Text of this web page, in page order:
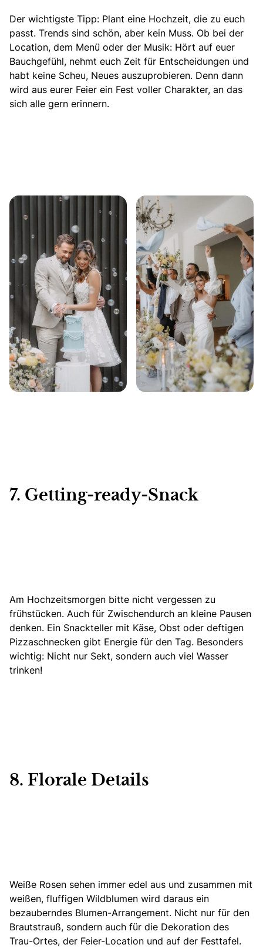
Der wichtigste Tipp: Plant eine Hochzeit, die zu euch
passt. Trends sind schön, aber kein Muss. Ob bei der
Location, dem Menü oder der Musik: Hört auf euer
Bauchgefühl, nehmt euch Zeit für Entscheidungen und
habt keine Scheu, Neues auszuprobieren. Denn dann
wird aus eurer Feier ein Fest voller Charakter, an das
sich alle gern erinnern.
7. Getting-ready-Snack
Am Hochzeitsmorgen bitte nicht vergessen zu
frühstücken. Auch für Zwischendurch an kleine Pausen
denken. Ein Snackteller mit Käse, Obst oder deftigen
Pizzaschnecken gibt Energie für den Tag. Besonders
wichtig: Nicht nur Sekt, sondern auch viel Wasser
trinken!
8. Florale Details
Weiße Rosen sehen immer edel aus und zusammen mit
weißen, fluffigen Wildblumen wird daraus ein
bezauberndes Blumen-Arrangement. Nicht nur für den
Brautstrauß, sondern auch für die Dekoration des
Trau-Ortes, der Feier-Location und auf der Festtafel.